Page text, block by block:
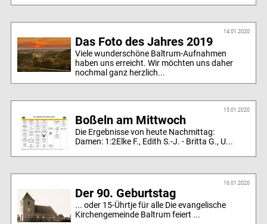
14.01.2020
Das Foto des Jahres 2019
Viele wunderschöne Baltrum-Aufnahmen
haben uns erreicht. Wir möchten uns daher
nochmal ganz herzlich...
15.01.2020
Boßeln am Mittwoch
Die Ergebnisse von heute Nachmittag:
Damen: 1:2Elke F., Edith S.-J. - Britta G., U...
16.01.2020
Der 90. Geburtstag
... oder 15-Ührtje für alle Die evangelische
Kirchengemeinde Baltrum feiert ...